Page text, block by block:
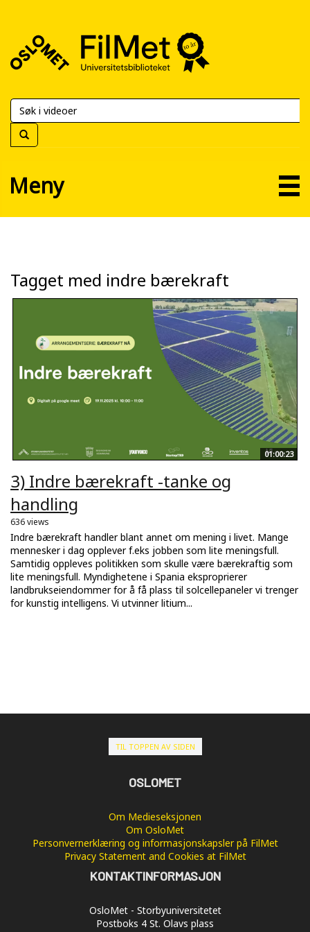
FilMet
Universitetsbiblioteket
Meny
Tagget med indre bærekraft
01:00:23
3) Indre bærekraft -tanke og
handling
636 views
Indre bærekraft handler blant annet om mening i livet. Mange
mennesker i dag opplever f.eks jobben som lite meningsfull.
Samtidig oppleves politikken som skulle være bærekraftig som
lite meningsfull. Myndighetene i Spania eksproprierer
landbrukseiendommer for å få plass til solcellepaneler vi trenger
for kunstig intelligens. Vi utvinner litium...
TIL TOPPEN AV SIDEN
OSLOMET
Om Medieseksjonen
Om OsloMet
Personvernerklæring og informasjonskapsler på FilMet
Privacy Statement and Cookies at FilMet
KONTAKTINFORMASJON
OsloMet - Storbyuniversitetet
Postboks 4 St. Olavs plass